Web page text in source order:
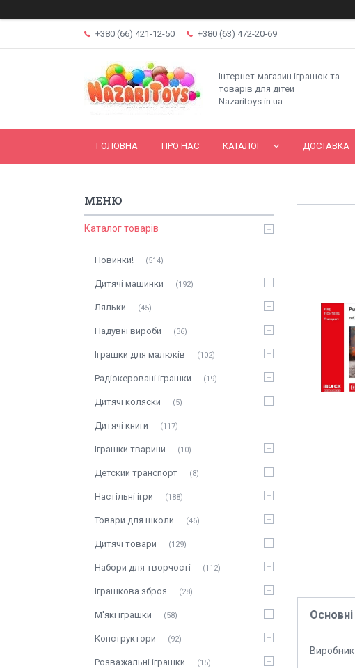
+380 (66) 421-12-50 +380 (63) 472-20-69
Інтернет-магазин іграшок та
товарів для дітей
Nazaritoys.in.ua
ГОЛОВНА ПРО НАС КАТАЛОГ ДОСТАВКА
Основні
Виробник
Каталог товарів
Новинки! 514
Дитячі машинки 192
Ляльки 45
Надувні вироби 36
Іграшки для малюків 102
Радіокеровані іграшки 19
Дитячі коляски 5
Дитячі книги 117
Іграшки тварини 10
Детский транспорт 8
Настільні ігри 188
Товари для школи 46
Дитячі товари 129
Набори для творчості 112
Іграшкова зброя 28
М'які іграшки 58
Конструктори 92
Розважальні іграшки 15